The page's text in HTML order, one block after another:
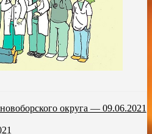
округа — 09.06.2021